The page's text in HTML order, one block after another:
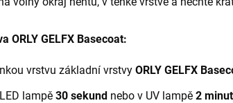
ORLY GELFX Basecoat:
vrstvu základní vrstvy ORLY GELFX
lampě 30 sekund nebo v UV lampě 2